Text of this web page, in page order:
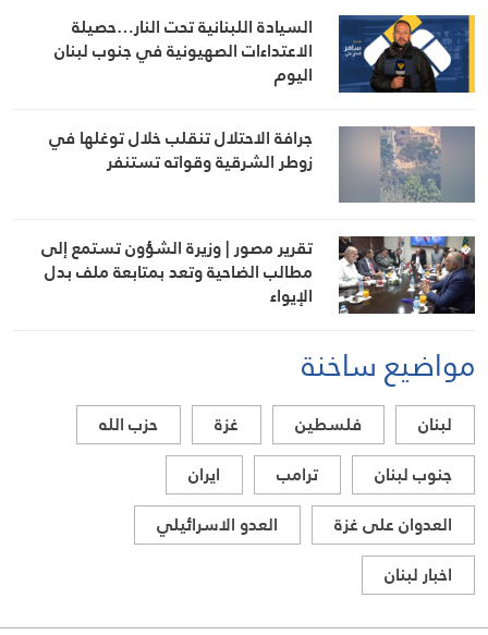
السيادة اللبنانية تحت النار…حصيلة
الاعتداءات الصهيونية في جنوب لبنان
اليوم
جرافة الاحتلال تنقلب خلال توغلها في
زوطر الشرقية وقواته تستنفر
تقرير مصور | وزيرة الشؤون تستمع إلى
مطالب الضاحية وتعد بمتابعة ملف بدل
الإيواء
مواضيع ساخنة
لبنان فلسطين غزة
حزب الله
جنوب لبنان
ترامب
ايران
العدوان على غزة
العدو الاسرائيلي
اخبار لبنان